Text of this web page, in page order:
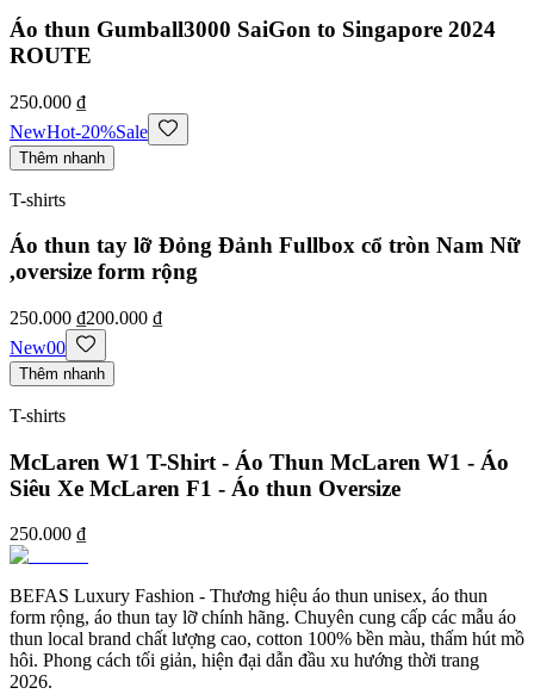
Áo thun Gumball3000 SaiGon to Singapore 2024
ROUTE
250.000 ₫
NewHot-20%Sale
Thêm nhanh
T-shirts
Áo thun tay lỡ Đỏng Đảnh Fullbox cổ tròn Nam Nữ
,oversize form rộng
250.000 ₫200.000 ₫
New00
Thêm nhanh
T-shirts
McLaren W1 T-Shirt - Áo Thun McLaren W1 - Áo
Siêu Xe McLaren F1 - Áo thun Oversize
250.000 ₫
BEFAS Luxury Fashion - Thương hiệu áo thun unisex, áo thun
form rộng, áo thun tay lỡ chính hãng. Chuyên cung cấp các mẫu áo
thun local brand chất lượng cao, cotton 100% bền màu, thấm hút mồ
hôi. Phong cách tối giản, hiện đại dẫn đầu xu hướng thời trang
2026.